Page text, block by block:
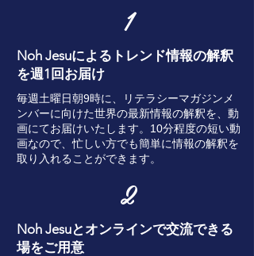
1
Noh Jesuによるトレンド情報の​解釈
を週1回お届け
毎週土曜日朝9時に、リテラシーマガジンメ
ンバーに向けた世界の最新情報の解釈を、動
画にてお届けいたします。10分程度の短い動
画なので、忙しい方でも簡単に情報の解釈を
取り入れることができます。
2
Noh Jesuとオンラインで交流できる
場をご用意